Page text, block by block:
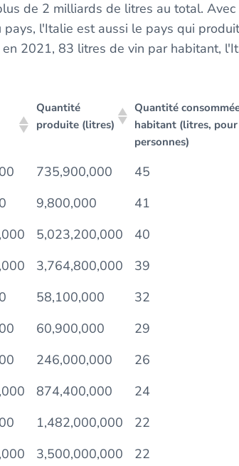
de 2 milliards de litres au total.
pays, l'Italie est aussi le pays qui
2021, 83 litres de vin par habitant,
Quantité
produite (litres)
Quantité
habitant (litres,
personnes)
735,900,000 45
9,800,000 41
5,023,200,000 40
3,764,800,000 39
58,100,000 32
60,900,000 29
246,000,000 26
874,400,000 24
1,482,000,000 22
3,500,000,000 22